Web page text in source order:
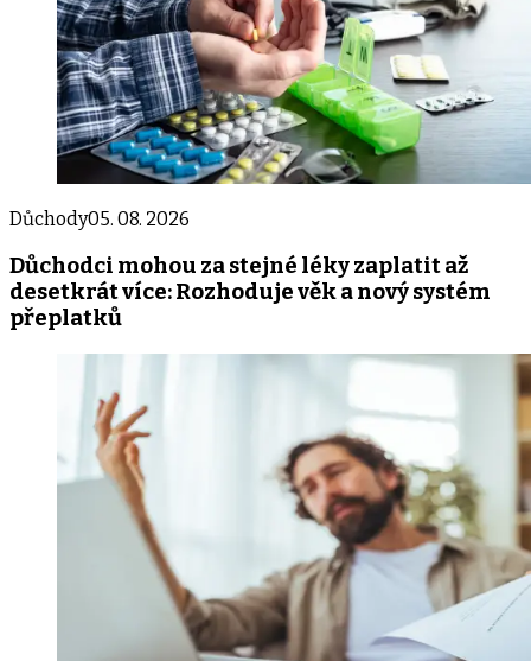
Důchody05. 08. 2026
Důchodci mohou za stejné léky zaplatit až
desetkrát více: Rozhoduje věk a nový systém
přeplatků